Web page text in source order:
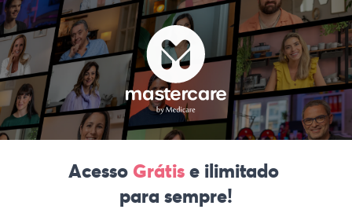
Acesso Grátise ilimitado
para sempre!